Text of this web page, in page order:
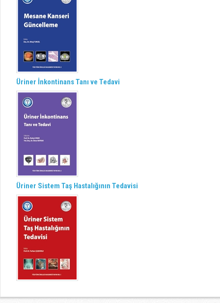
Üriner İnkontinans Tanı ve Tedavi
Üriner Sistem Taş Hastalığının Tedavisi